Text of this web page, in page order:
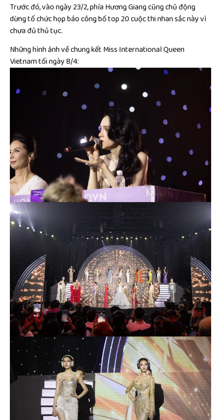
Trước đó, vào ngày 23/2, phía Hương Giang cũng chủ động
dừng tổ chức họp báo công bố top 20 cuộc thi nhan sắc này vì
chưa đủ thủ tục.
Những hình ảnh về chung kết Miss International Queen
Vietnam tối ngày 8/4: